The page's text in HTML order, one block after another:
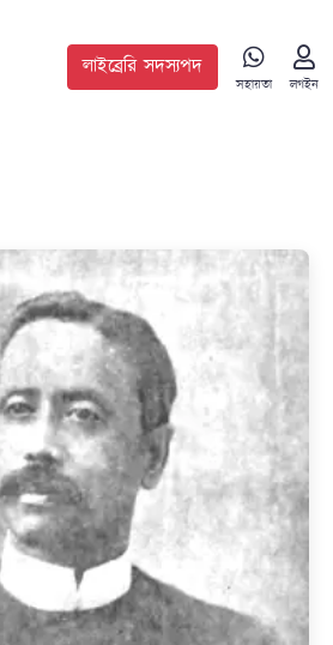
লাইব্রেরি সদস্যপদ
সহায়তা লগইন